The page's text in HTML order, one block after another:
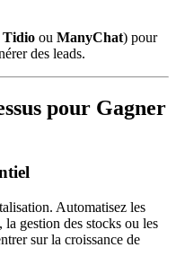
Tidio ou ManyChat) pour
des leads.
pour Gagner
Automatisez les
gestion des stocks ou les
sur la croissance de